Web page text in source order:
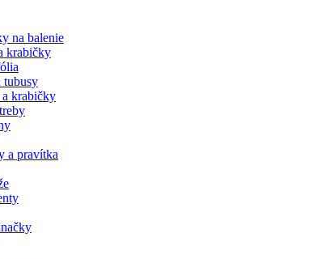
na balenie
krabičky
tubusy
krabičky
a pravítka